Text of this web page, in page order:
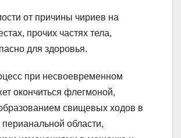
от причины чириев на
прочих частях тела,
для здоровья.
при несвоевременном
окончиться флегмоной,
свищевых ходов в
области,